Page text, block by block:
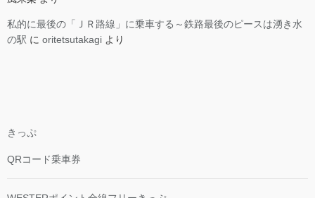
私的に最後の「ＪＲ路線」に乗車する～鉄路最後のピースは湧き水
の駅 に oritetsutakagi より
きっぷ
QRコード乗車券